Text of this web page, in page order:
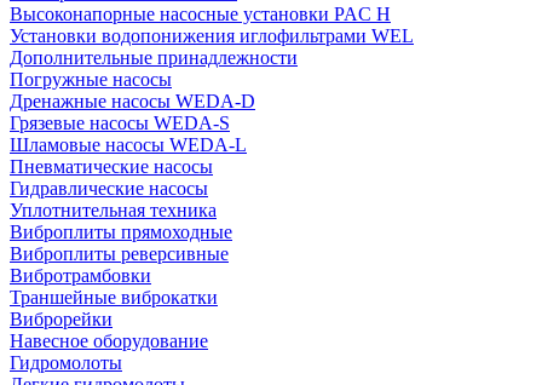
Высоконапорные насосные установки PAC H
Установки водопонижения иглофильтрами WEL
Дополнительные принадлежности
Погружные насосы
Дренажные насосы WEDA-D
Грязевые насосы WEDA-S
Шламовые насосы WEDA-L
Пневматические насосы
Гидравлические насосы
Уплотнительная техника
Виброплиты прямоходные
Виброплиты реверсивные
Вибротрамбовки
Траншейные виброкатки
Виброрейки
Навесное оборудование
Гидромолоты